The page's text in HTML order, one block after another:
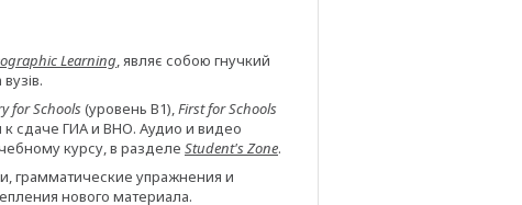
Learning, являє собою гнучкий
for Schools(уровень В1),First for Schools
к сдаче ГИА и ВНО. Аудио и видео
курсу, в разделе Student's Zone.
грамматические упражнения и
нового материала.